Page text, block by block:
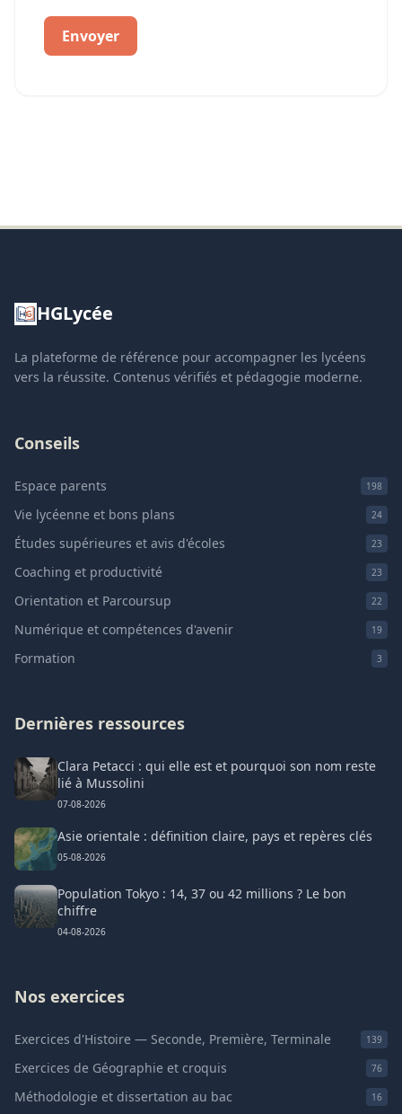
Envoyer
HGLycée
La plateforme de référence pour accompagner les lycéens
vers la réussite. Contenus vérifiés et pédagogie moderne.
Conseils
Espace parents 198
Vie lycéenne et bons plans 24
Études supérieures et avis d'écoles 23
Coaching et productivité 23
Orientation et Parcoursup 22
Numérique et compétences d'avenir 19
Formation 3
Dernières ressources
Clara Petacci : qui elle est et pourquoi son nom reste
lié à Mussolini
07-08-2026
Asie orientale : définition claire, pays et repères clés
05-08-2026
Population Tokyo : 14, 37 ou 42 millions ? Le bon
chiffre
04-08-2026
Nos exercices
Exercices d'Histoire — Seconde, Première, Terminale 139
Exercices de Géographie et croquis 76
Méthodologie et dissertation au bac 16